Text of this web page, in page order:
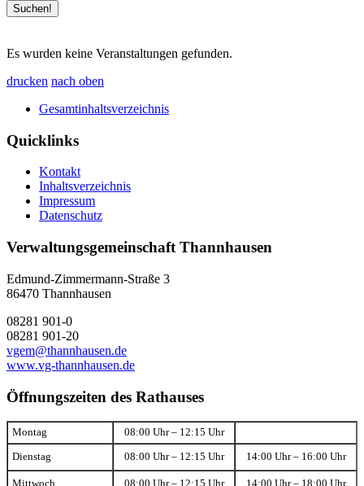
Es wurden keine Veranstaltungen gefunden.
drucken nach oben
Gesamtinhaltsverzeichnis
Quicklinks
Kontakt
Inhaltsverzeichnis
Impressum
Datenschutz
Verwaltungsgemeinschaft Thannhausen
Edmund-Zimmermann-Straße 3
86470 Thannhausen
08281 901-0
08281 901-20
vgem@thannhausen.de
www.vg-thannhausen.de
Öffnungszeiten des Rathauses
Montag 08:00 Uhr – 12:15 Uhr
Dienstag 08:00 Uhr – 12:15 Uhr 14:00 Uhr – 16:00 Uhr